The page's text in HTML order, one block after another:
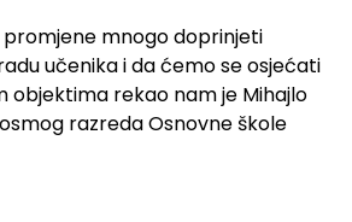
promjene mnogo doprinjeti
učenika i da ćemo se osjećati
objektima rekao nam je Mihajlo
razreda Osnovne škole